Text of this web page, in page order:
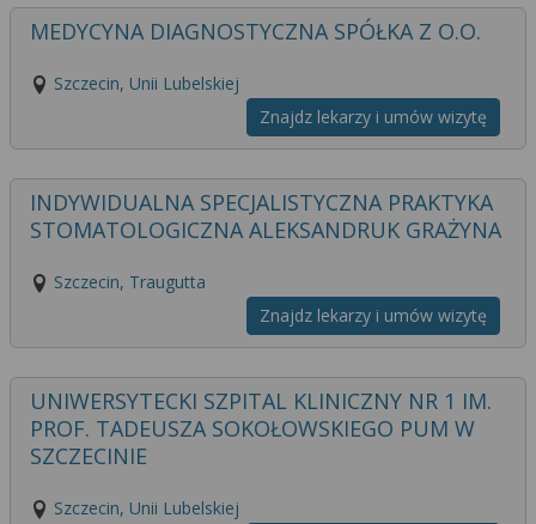
MEDYCYNA DIAGNOSTYCZNA SPÓŁKA Z O.O.
Szczecin, Unii Lubelskiej
Znajdz lekarzy i umów wizytę
INDYWIDUALNA SPECJALISTYCZNA PRAKTYKA
STOMATOLOGICZNA ALEKSANDRUK GRAŻYNA
Szczecin, Traugutta
Znajdz lekarzy i umów wizytę
UNIWERSYTECKI SZPITAL KLINICZNY NR 1 IM.
PROF. TADEUSZA SOKOŁOWSKIEGO PUM W
SZCZECINIE
Szczecin, Unii Lubelskiej